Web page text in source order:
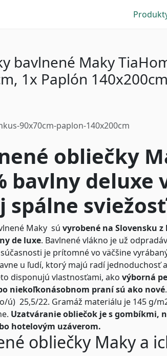
bavlnené Maky
1x Paplón 140x200cm
90x70cm-paplon-140x200cm
obliečky
bavlny deluxe
spálne sviežosť
Maky sú vyrobené na Slovensku
de luxe. Bavlnené vlákno je už
je prítomné vo väčšine
u ľudí, ktorý majú radí jednoduchosť
disponujú vlastnosťami, ako výborná
niekoľkonásobnom praní sú ako nové
ú) 25,5/22. Gramáž materiálu je 145 g/
Uzatváranie obliečok je s gombíkmi,
hotelovým uzáverom.
obliečky Maky a